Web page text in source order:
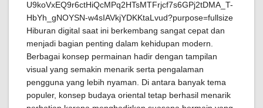
Hiburan digital saat ini berkembang sangat cepat dan
menjadi bagian penting dalam kehidupan modern.
Berbagai konsep permainan hadir dengan tampilan
visual yang semakin menarik serta pengalaman
pengguna yang lebih nyaman. Di antara banyak tema
populer, konsep budaya oriental tetap berhasil menarik